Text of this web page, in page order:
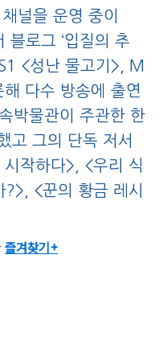
널을 운영 중이
블로그 ‘입질의 추
<성난 물고기>, M
다수 방송에 출연
박물관이 주관한 한
고 그의 단독 저서
작하다>, <우리 식
<꾼의 황금 레시
즐겨찾기+